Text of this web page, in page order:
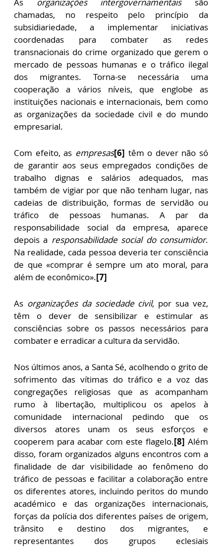
chamadas, no respeito pelo princípio da
subsidiariedade, a implementar iniciativas
coordenadas para combater as redes
transnacionais do crime organizado que gerem o
mercado de pessoas humanas e o tráfico ilegal
dos migrantes. Torna-se necessária uma
cooperação a vários níveis, que englobe as
instituições nacionais e internacionais, bem como
as organizações da sociedade civil e do mundo
empresarial.
Com efeito, as empresas[6] têm o dever não só
de garantir aos seus empregados condições de
trabalho dignas e salários adequados, mas
também de vigiar por que não tenham lugar, nas
cadeias de distribuição, formas de servidão ou
tráfico de pessoas humanas. A par da
responsabilidade social da empresa, aparece
depois a responsabilidade social do consumidor.
Na realidade, cada pessoa deveria ter consciência
de que «comprar é sempre um ato moral, para
além de econômico».[7]
As organizações da sociedade civil, por sua vez,
têm o dever de sensibilizar e estimular as
consciências sobre os passos necessários para
combater e erradicar a cultura da servidão.
Nos últimos anos, a Santa Sé, acolhendo o grito de
sofrimento das vítimas do tráfico e a voz das
congregações religiosas que as acompanham
rumo à libertação, multiplicou os apelos à
comunidade internacional pedindo que os
diversos atores unam os seus esforços e
cooperem para acabar com este flagelo.[8] Além
disso, foram organizados alguns encontros com a
finalidade de dar visibilidade ao fenômeno do
tráfico de pessoas e facilitar a colaboração entre
os diferentes atores, incluindo peritos do mundo
académico e das organizações internacionais,
forças da polícia dos diferentes países de origem,
trânsito e destino dos migrantes, e
representantes dos grupos eclesiais